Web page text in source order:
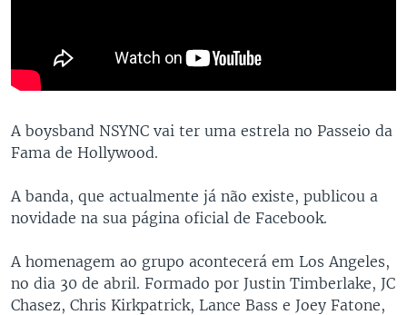
A boysband NSYNC vai ter uma estrela no Passeio da
Fama de Hollywood.
A banda, que actualmente já não existe, publicou a
novidade na sua página oficial de Facebook.
A homenagem ao grupo acontecerá em Los Angeles,
no dia 30 de abril. Formado por Justin Timberlake, JC
Chasez, Chris Kirkpatrick, Lance Bass e Joey Fatone,